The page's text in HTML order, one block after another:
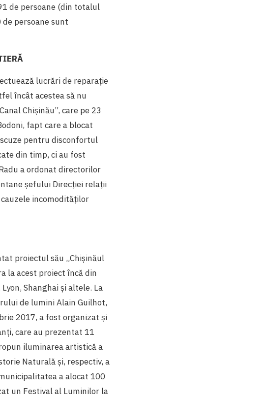
de persoane (din totalul
persoane sunt
lucrări de reparație
încât acestea să nu
Chișinău”, care pe 23
fapt care a blocat
pentru disconfortul
din timp, ci au fost
a ordonat directorilor
șefului Direcției relații
incomodităților
proiectul său „Chişinăul
la acest proiect încă din
Shanghai și altele. La
de lumini Alain Guilhot,
2017, a fost organizat și
care au prezentat 11
iluminarea artistică a
Naturală și, respectiv, a
a alocat 100
un Festival al Luminilor la